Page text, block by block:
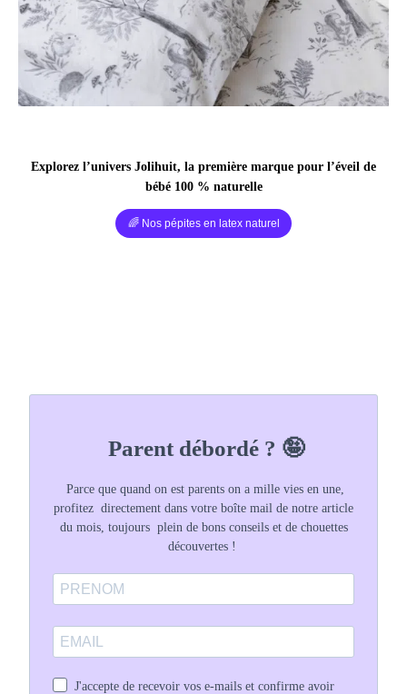
Explorez l’univers Jolihuit, la première marque pour l’éveil de
bébé 100 % naturelle
🌈 Nos pépites en latex naturel
Parent débordé ? 🤪
Parce que quand on est parents on a mille vies en une,
profitez directement dans votre boîte mail de notre article
du mois, toujours plein de bons conseils et de chouettes
découvertes !
J'accepte de recevoir vos e-mails et confirme avoir